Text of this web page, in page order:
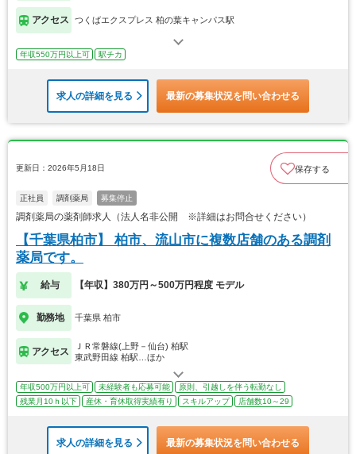
アクセス つくばエクスプレス 柏の葉キャンパス駅
年収550万円以上可 駅チカ
求人の詳細を見る 最新の募集状況を問い合わせる
更新日：2026年5月18日 保存する
正社員 調剤薬局 募集停止
調剤薬局の薬剤師求人（法人名非公開 ※詳細はお問合せください）
【千葉県柏市】 柏市、流山市に複数店舗のある調剤
薬局です。
給与 【年収】380万円～500万円程度 モデル
勤務地 千葉県 柏市
アクセス
ＪＲ常磐線(上野－仙台) 柏駅
東武野田線 柏駅…ほか
年収500万円以上可 未経験者も応募可能
原則、引越しを伴う転勤なし
残業月10ｈ以下
産休・育休取得実績有り スキルアップ 店舗数10～29
求人の詳細を見る 最新の募集状況を問い合わせる